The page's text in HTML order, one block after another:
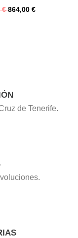
€ 864,00 €
de Tenerife.